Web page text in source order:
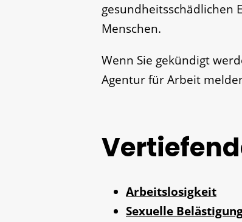
gesundheitsschädlichen
Menschen.
Wenn Sie gekündigt
Agentur für Arbeit
Arbeitslosigkeit
Sexuelle